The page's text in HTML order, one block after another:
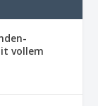
vollem